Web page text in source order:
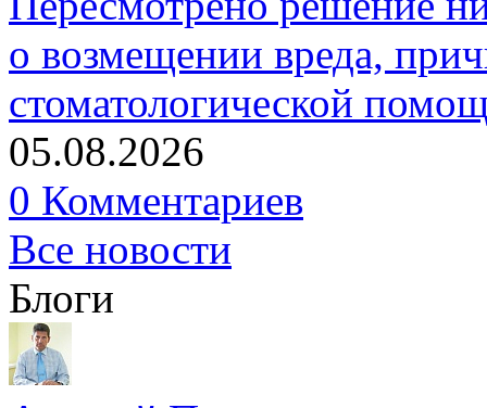
о возмещении вреда,
стоматологической
05.08.2026
0 Комментариев
Все новости
Блоги